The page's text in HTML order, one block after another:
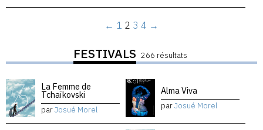
← 1 2 3 4 →
FESTIVALS 266 résultats
La Femme de
Tchaïkovski
parJosué Morel
Alma Viva
parJosué Morel